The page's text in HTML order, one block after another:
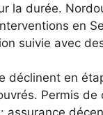
la durée.
en
suivie avec
déclinent en
Permis